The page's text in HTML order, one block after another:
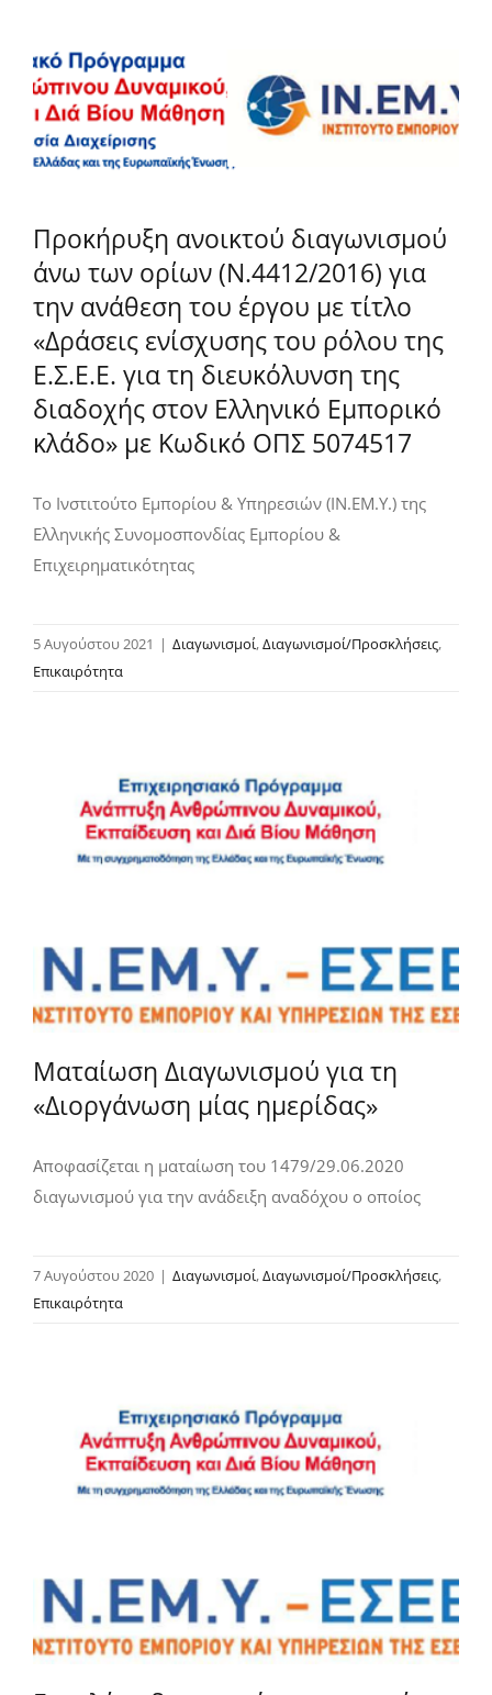
Προκήρυξη ανοικτού διαγωνισμού
άνω των ορίων (Ν.4412/2016) για
την ανάθεση του έργου με τίτλο
«Δράσεις ενίσχυσης του ρόλου της
Ε.Σ.Ε.Ε. για τη διευκόλυνση της
διαδοχής στον Ελληνικό Εμπορικό
κλάδο» με Κωδικό ΟΠΣ 5074517
Το Ινστιτούτο Εμπορίου & Υπηρεσιών (ΙΝ.ΕΜ.Υ.) της
Ελληνικής Συνομοσπονδίας Εμπορίου &
Επιχειρηματικότητας
5 Αυγούστου 2021 | Διαγωνισμοί,Διαγωνισμοί/Προσκλήσεις,
Επικαιρότητα
Ματαίωση Διαγωνισμού για τη
«Διοργάνωση μίας ημερίδας»
Αποφασίζεται η ματαίωση του 1479/29.06.2020
διαγωνισμού για την ανάδειξη αναδόχου ο οποίος
7 Αυγούστου 2020 | Διαγωνισμοί,Διαγωνισμοί/Προσκλήσεις,
Επικαιρότητα